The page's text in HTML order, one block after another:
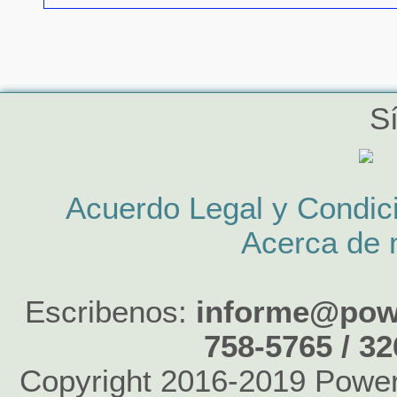
Acuerdo Legal y
Acerca de
Escribenos:
758-5765 /
Copyright 2016-2019